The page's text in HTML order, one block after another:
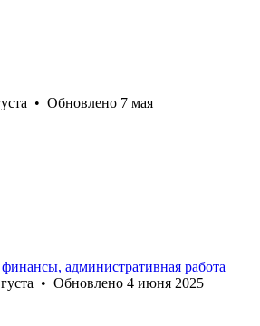
• Обновлено 7 мая
административная работа
• Обновлено 4 июня 2025